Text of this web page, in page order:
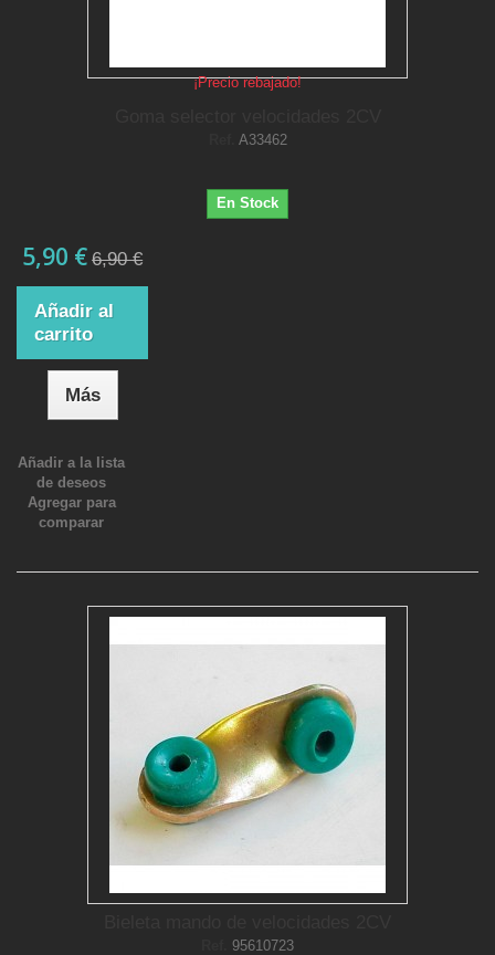
¡Precio rebajado!
A33462
En Stock
5,90 € 6,90 €
Añadir al
carrito
Más
Añadir a la lista
de deseos
Agregar para
comparar
95610723